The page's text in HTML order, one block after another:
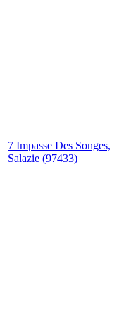
7 Impasse Des Songes,
Salazie (97433)